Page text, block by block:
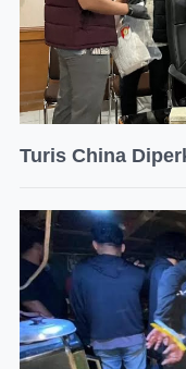
Turis China